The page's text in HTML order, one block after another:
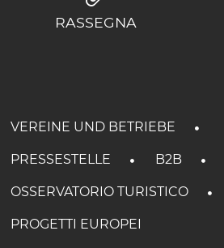
RASSEGNA
VEREINE UND BETRIEBE
PRESSESTELLE B2B
OSSERVATORIO TURISTICO
PROGETTI EUROPEI